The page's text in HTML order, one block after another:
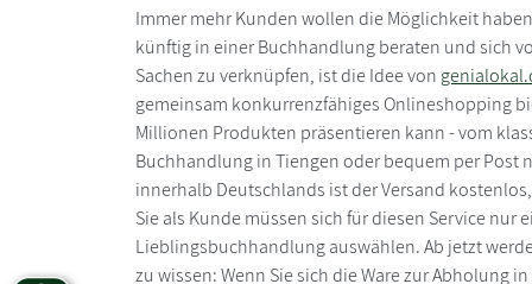
Immer mehr Kunden wollen die Möglichkeit
künftig in einer Buchhandlung beraten und sich
Sachen zu verknüpfen, ist die Idee von
gemeinsam konkurrenzfähiges Onlineshopping
Millionen Produkten präsentieren kann - vom
Buchhandlung in Tiengen oder bequem per Post
innerhalb Deutschlands ist der Versand
Sie als Kunde müssen sich für diesen Service nur
Lieblingsbuchhandlung auswählen. Ab jetzt
zu wissen: Wenn Sie sich die Ware zur Abholung